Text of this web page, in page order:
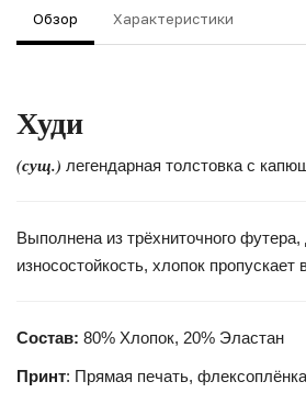
Обзор Характеристики
Худи
(сущ.) легендарная толстовка с
Выполнена из трёхниточного
износостойкость, хлопок
Состав: 80% Хлопок, 20% Эластан
Принт: Прямая печать,